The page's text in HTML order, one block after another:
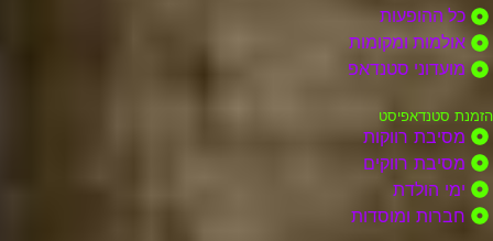
כל ההופעות
אולמות ומקומות
מועדוני סטנדאפ
הזמנת סטנדאפיסט
מסיבת רווקות
מסיבת רווקים
ימי הולדת
חברות ומוסדות